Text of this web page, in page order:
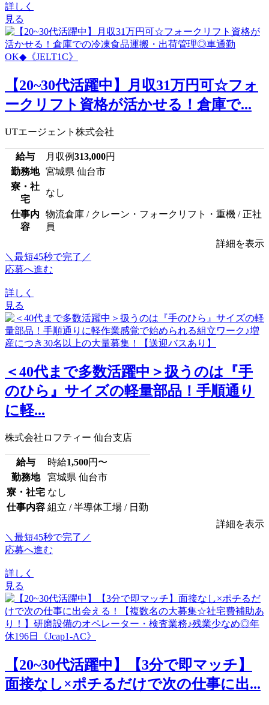
詳しく
見る
【20~30代活躍中】月収31万円可☆フォ
ークリフト資格が活かせる！倉庫で...
UTエージェント株式会社
給与 月収例313,000円
勤務地
宮城県 仙台市
寮・社
宅
なし
仕事内
容
物流倉庫 / クレーン・フォークリフト・重機 / 正社
員
詳細を表示
＼最短45秒で完了／
応募へ進む
詳しく
見る
＜40代まで多数活躍中＞扱うのは『手
のひら』サイズの軽量部品！手順通り
に軽...
株式会社ロフティー 仙台支店
給与 時給1,500円〜
勤務地
宮城県 仙台市
寮・社宅 なし
仕事内容 組立 / 半導体工場 / 日勤
詳細を表示
＼最短45秒で完了／
応募へ進む
詳しく
見る
【20~30代活躍中】【3分で即マッチ】
面接なし×ポチるだけで次の仕事に出...